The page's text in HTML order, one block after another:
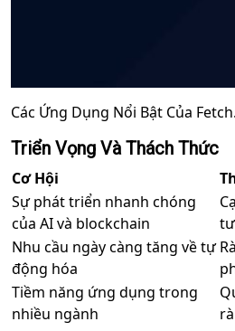
Các Ứng Dụng Nổi Bật Của
Triển Vọng Và Thách Thức
Cơ Hội
Sự phát triển nhanh chóng
của AI và blockchain
Nhu cầu ngày càng tăng về tự
động hóa
Tiềm năng ứng dụng trong
nhiều ngành